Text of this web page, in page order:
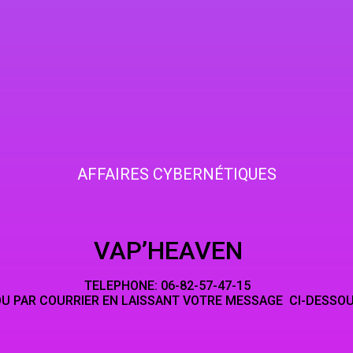
AFFAIRES CYBERNÉTIQUES
06-82-
VOTRE MESSAGE CI-